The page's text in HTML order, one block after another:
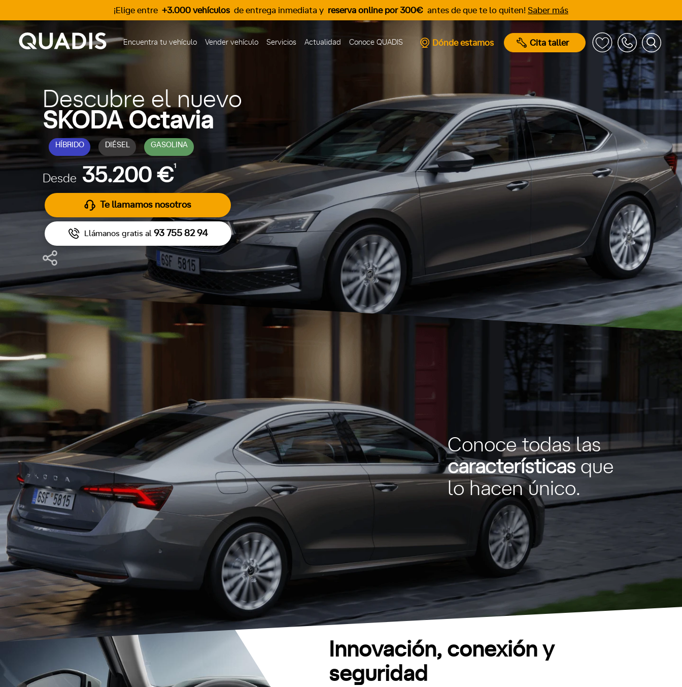
¡Elige entre +3.000 vehículos de entrega inmediata y reserva online por 300€ antes de que te lo quiten! Saber más
Encuentra tu vehículo Vender vehículo Servicios Actualidad Conoce QUADIS Dónde estamos Cita taller
Descubre el nuevo
SKODA Octavia
HÍBRIDO DIÉSEL GASOLINA
Desde 35.200 €1
Te llamamos nosotros
Llámanos gratis al 93 755 82 94
Conoce todas las
característicasque
lo hacen único.
Innovación, conexión y
seguridad